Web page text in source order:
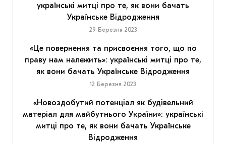
українські митці про те, як вони бачать
Українське Відродження
29 Березня 2023
«Це повернення та присвоєння того, що по
праву нам належить»: українські митці про те,
як вони бачать Українське Відродження
12 Березня 2023
«Новоздобутий потенціал як будівельний
матеріал для майбутнього України»: українські
митці про те, як вони бачать Українське
Відродження